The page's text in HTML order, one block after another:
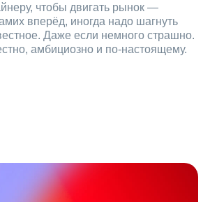
чтобы двигать рынок —
вперёд, иногда надо шагнуть
Даже если немного страшно.
амбициозно и по‑настоящему.